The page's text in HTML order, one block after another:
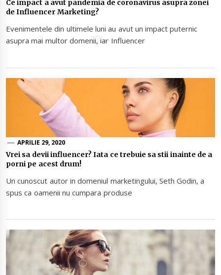
Ce impact a avut pandemia de coronavirus asupra zonei
de Influencer Marketing?
Evenimentele din ultimele luni au avut un impact puternic
asupra mai multor domenii, iar Influencer
APRILIE 29, 2020
Vrei sa devii influencer? Iata ce trebuie sa stii inainte de a
porni pe acest drum!
Un cunoscut autor in domeniul marketingului, Seth Godin, a
spus ca oamenii nu cumpara produse